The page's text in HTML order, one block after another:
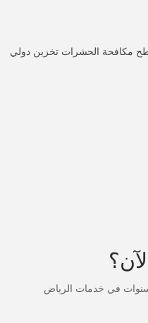
مكافحة الحشرات تخزين دولي